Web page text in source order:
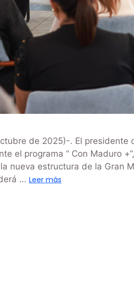
de 2025)-. El presidente
el programa “ Con Maduro
nueva estructura de la Gran
… Leer más